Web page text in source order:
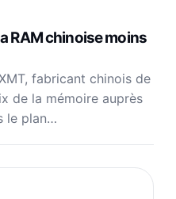
RAM chinoise moins
fabricant chinois de
de la mémoire auprès
le plan…